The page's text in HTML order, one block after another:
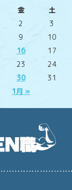
金 土
1月 »
2
3
9
10
16
17
23
24
30 31